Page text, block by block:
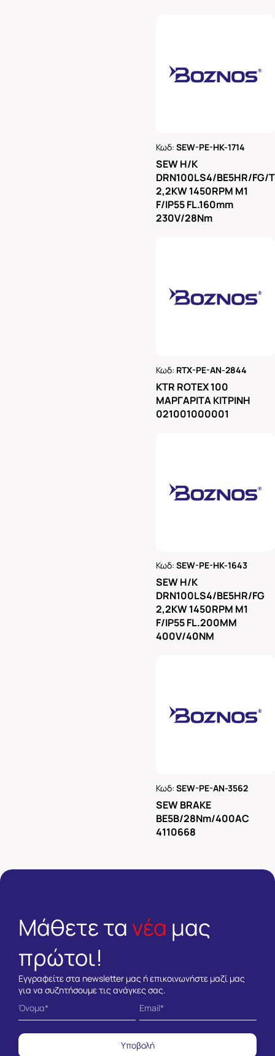
Κωδ:SEW-PE-HK-1714
SEW H/K
DRN100LS4/BE5HR/FG/
2,2KW 1450RPM M1
F/IP55 FL.160mm
230V/28Nm
Κωδ: RTX-PE-AN-2844
KTR ROTEX 100
ΜΑΡΓΑΡΙΤΑ ΚΙΤΡΙΝΗ
021001000001
Κωδ:SEW-PE-HK-1643
SEW H/K
DRN100LS4/BE5HR/FG
2,2KW 1450RPM M1
F/IP55 FL.200MM
400V/40NM
Κωδ:SEW-PE-AN-3562
SEW BRAKE
BE5B/28Nm/400AC
4110668
Μάθετε τα νέα μας
πρώτοι!
Εγγραφείτε στα newsletter μας ή επικοινωνήστε μαζί μας
για να συζητήσουμε τις ανάγκες σας.
Υποβολή